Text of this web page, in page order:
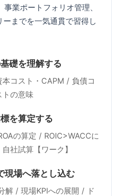
業ポートフォリオ管理、
ーまでを一気通貫で習得し
礎を理解する
コスト・CAPM / 負債コ
の意味
を算定する
の算定 / ROIC>WACCに
社試算【ワーク】
現場へ落とし込む
解 / 現場KPIへの展開 / ド